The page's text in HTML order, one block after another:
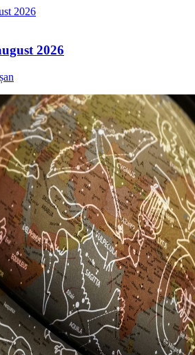
2026